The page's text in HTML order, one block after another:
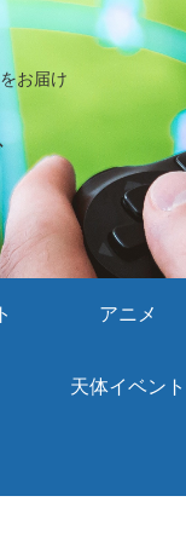
お届け
アニメ
天体イベント